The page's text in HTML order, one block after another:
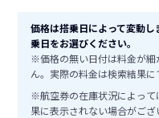
価格は搭乗日によって変動
乗日をお選びください。
※価格の無い日付は料金が細
ん。実際の料金は検索結果に
※航空券の在庫状況によって
果に表示されない場合がござ